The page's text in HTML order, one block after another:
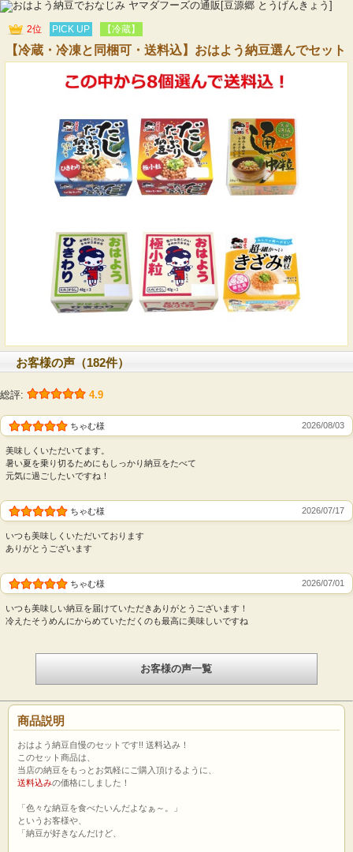
2位 PICK UP 【冷蔵】
【冷蔵・冷凍と同梱可・送料込】おはよう納豆選んでセット
お客様の声（182件）
総評: 4.9
ちゃむ様 2026/08/03
美味しくいただいてます。
暑い夏を乗り切るためにもしっかり納豆をたべて
元気に過ごしたいですね！
ちゃむ様 2026/07/17
いつも美味しくいただいております
ありがとうございます
ちゃむ様 2026/07/01
いつも美味しい納豆を届けていただきありがとうございます！
冷えたそうめんにからめていただくのも最高に美味しいですね
お客様の声一覧
商品説明
おはよう納豆自慢のセットです!! 送料込み！
このセット商品は、
当店の納豆をもっとお気軽にご購入頂けるように、
送料込みの価格にしました！
「色々な納豆を食べたいんだよなぁ～。」
というお客様や、
「納豆が好きなんだけど、